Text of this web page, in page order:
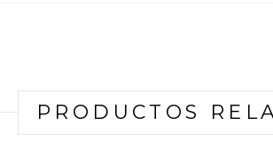
PRODUCTOS